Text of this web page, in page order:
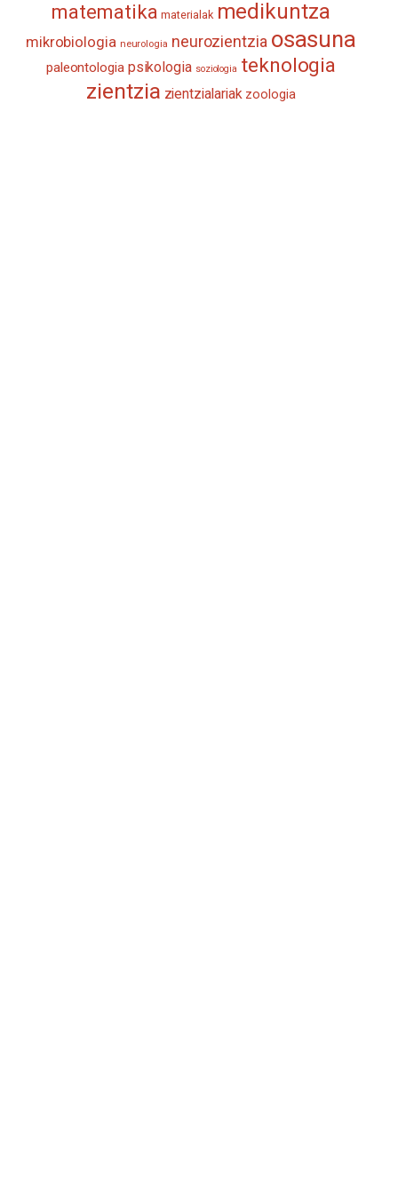
matematika materialak medikuntza
mikrobiologia neurologia neurozientzia osasuna
paleontologia psikologia soziologia teknologia
zientzia zientzialariak zoologia